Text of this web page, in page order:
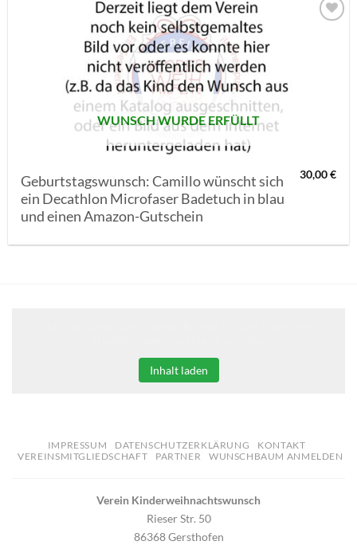
WUNSCH WURDE ERFÜLLT
Geburtstagswunsch: Camillo wünscht sich
ein Decathlon Microfaser Badetuch in blau
und einen Amazon-Gutschein
30,00€
Inhalt laden
IMPRESSUM DATENSCHUTZERKLÄRUNG
KONTAKT
VEREINSMITGLIEDSCHAFT
PARTNER WUNSCHBAUM ANMELDEN
Verein Kinderweihnachtswunsch
Rieser Str. 50
86368 Gersthofen